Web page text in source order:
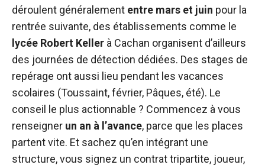
déroulent généralement entre mars et juin pour la
rentrée suivante, des établissements comme le
lycée Robert Keller à Cachan organisent d’ailleurs
des journées de détection dédiées. Des stages de
repérage ont aussi lieu pendant les vacances
scolaires (Toussaint, février, Pâques, été). Le
conseil le plus actionnable ? Commencez à vous
renseigner un an à l’avance, parce que les places
partent vite. Et sachez qu’en intégrant une
structure, vous signez un contrat tripartite, joueur,